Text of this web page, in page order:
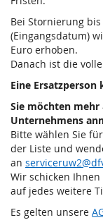
Produkt
Di,
10.
November
2026
Bei Stornierung
(Eingangsdatum)
Euro erhoben.
Danach ist die
Eine
Sie möchten mehr
Unternehmens
Bitte wählen Sie
der Liste und
an
Wir schicken
auf jedes weitere
Es gelten unsere